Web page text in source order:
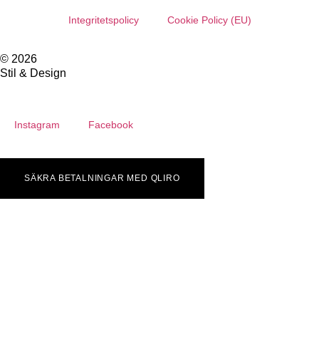
Integritetspolicy Cookie Policy (EU)
© 2026
Stil & Design
Instagram Facebook
SÄKRA BETALNINGAR MED QLIRO